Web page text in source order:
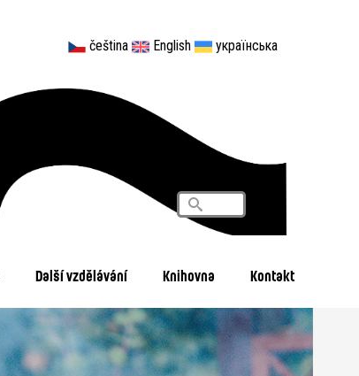
čeština English українська
Vyhledávání
Search
Další vzdělávání Knihovna Kontakt